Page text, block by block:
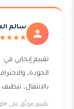
سالم
تقييم إيجابي في:
الجودة،
بالانتقال،
تقييم موثّق على Google